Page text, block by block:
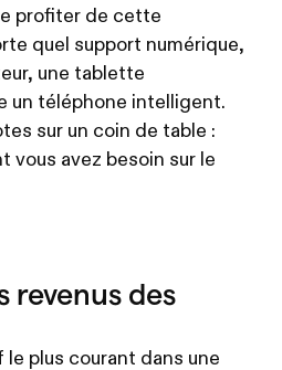
profiter de cette
quel support numérique,
une tablette
un téléphone intelligent.
sur un coin de table :
vous avez besoin sur le
revenus des
le plus courant dans une